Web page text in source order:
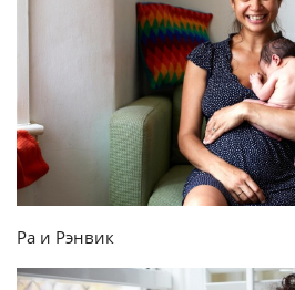
Ра и Рэнвик